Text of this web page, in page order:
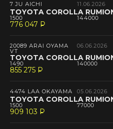
7 JU AICHI 11.06.2026
TOYOTA COROLLA
1500 144000
776 047 P
--
20089 ARAI OYAMA
VT
06.06.2026
TOYOTA COROLLA
1490 140000
855 275 P
--
4474 LAA OKAYAMA 05.06.2026
TOYOTA COROLLA
1500 77000
909 103 P
--